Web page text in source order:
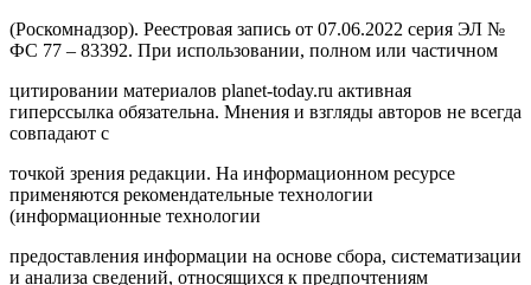
(Роскомнадзор). Реестровая запись от 07.06.2022 серия ЭЛ №
ФС 77 – 83392. При использовании, полном или частичном
цитировании материалов planet-today.ru активная
гиперссылка обязательна. Мнения и взгляды авторов не всегда
совпадают с
точкой зрения редакции. На информационном ресурсе
применяются рекомендательные технологии
(информационные технологии
предоставления информации на основе сбора, систематизации
и анализа сведений, относящихся к предпочтениям